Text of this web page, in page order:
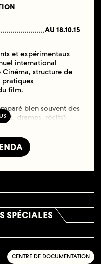
AU 18.10.15
et expérimentaux
international
structure de
pratiques
film.
bien souvent des
drames, récits)
des attentes,
cinéma ». Nous
quelques coins du
SPÉCIALES
CENTRE DE DOCUMENTATION